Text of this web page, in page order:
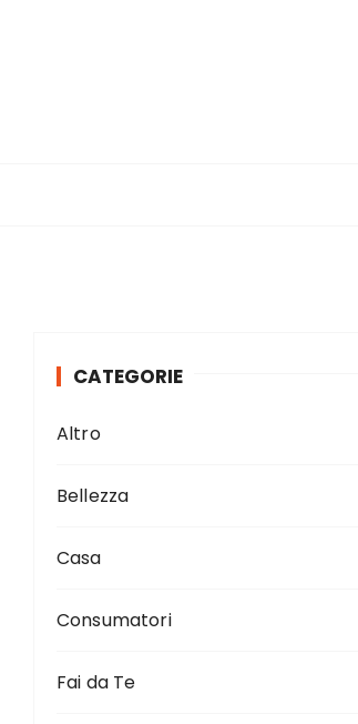
CATEGORIE
Altro
Bellezza
Casa
Consumatori
Fai da Te